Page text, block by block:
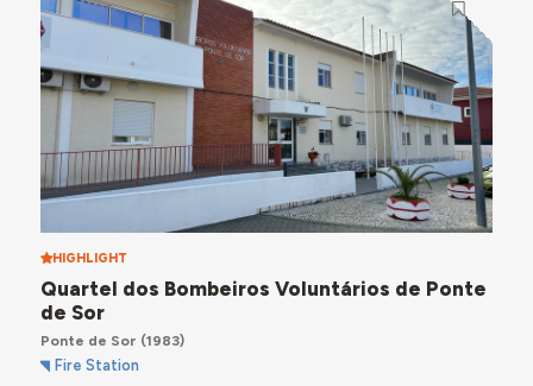
HIGHLIGHT
Quartel dos Bombeiros Voluntários de Ponte
de Sor
Ponte de Sor (1983)
Fire Station